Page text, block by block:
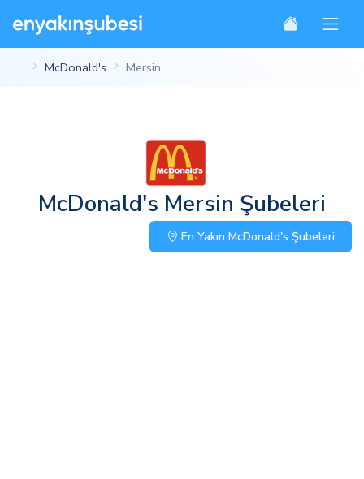
McDonald's Mersin
McDonald's Mersin Şubeleri
En Yakın McDonald's Şubeleri